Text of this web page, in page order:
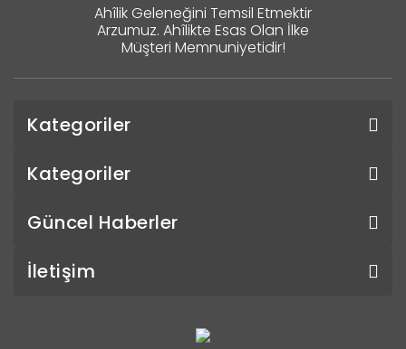
Ahîlik Geleneğini Temsil Etmektir
Arzumuz. Ahîlikte Esas Olan İlke
Müşteri Memnuniyetidir!
Kategoriler
Kategoriler
Güncel Haberler
İletişim